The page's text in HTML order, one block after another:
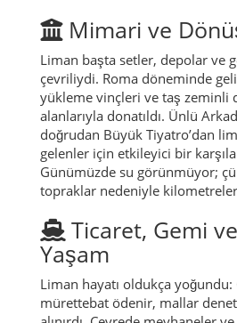
Mimari ve
Liman başta setler, depolar ve
çevriliydi. Roma döneminde
yükleme vinçleri ve taş zeminli
alanlarıyla donatıldı. Ünlü
doğrudan Büyük Tiyatro’dan
gelenler için etkileyici bir
Günümüzde su görünmüyor;
topraklar nedeniyle
Ticaret, Gemi
Yaşam
Liman hayatı oldukça yoğundu:
mürettebat ödenir, mallar